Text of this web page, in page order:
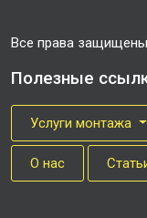
Все права
Полезные
Услуги монтажа
О нас